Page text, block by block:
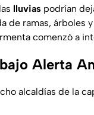
lluvias podrían
de ramas, árboles
comenzó a
Alerta
alcaldías de la